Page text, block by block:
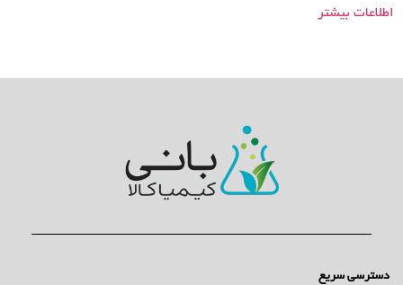
اطلاعات بیشتر
دسترسی سریع